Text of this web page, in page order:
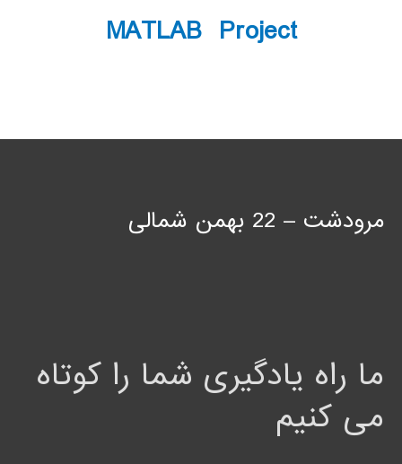
MATLAB Project
مرودشت – 22 بهمن شمالی
ما راه یادگیری شما را کوتاه
می کنیم